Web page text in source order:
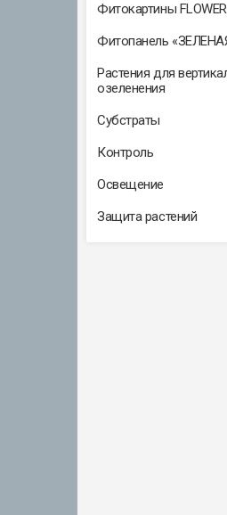
Фитокартины
Фитопанель
Растения для
озеленения
Субстраты
Контроль
Освещение
Защита растений